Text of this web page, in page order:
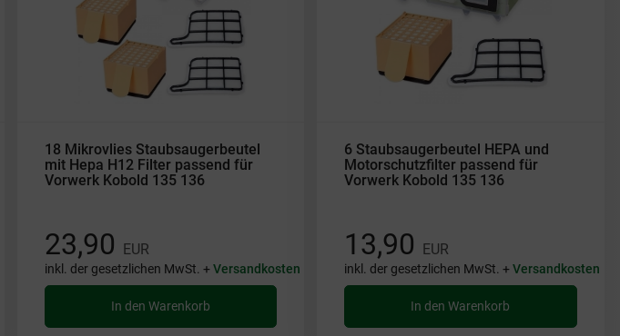
18 Mikrovlies Staubsaugerbeutel
mit Hepa H12 Filter passend für
Vorwerk Kobold 135 136
23,90 EUR
inkl. der gesetzlichen MwSt. +Versandkosten
In den Warenkorb
6 Staubsaugerbeutel HEPA und
Motorschutzfilter passend für
Vorwerk Kobold 135 136
13,90 EUR
inkl. der gesetzlichen MwSt. +Versandkosten
In den Warenkorb